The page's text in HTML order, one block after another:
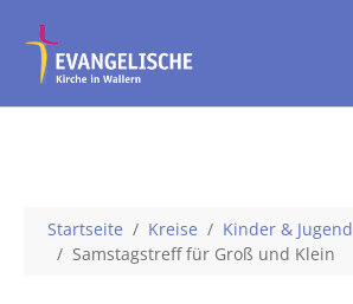
You are here:
Startseite Kreise
Kinder & Jugend
Samstagstreff für Groß und Klein